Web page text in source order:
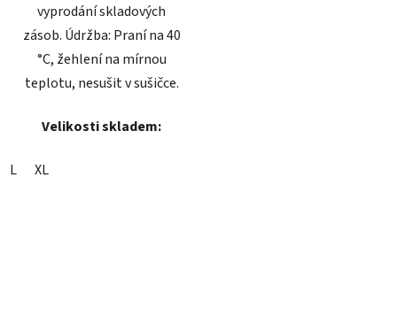
vyprodání skladových
zásob. Údržba: Praní na 40
°C, žehlení na mírnou
teplotu, nesušit v sušičce.
Velikosti skladem:
L XL